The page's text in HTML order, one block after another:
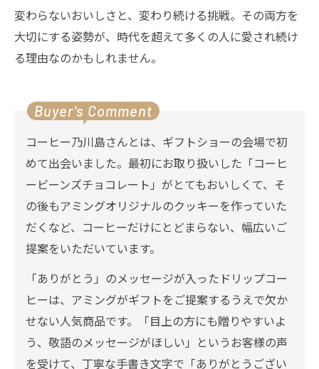
変わらないおいしさと、変わり続ける挑戦。その両方を
大切にする姿勢が、時代を超えて多くの人に愛され続け
る理由なのかもしれません。
Buyer's Comment
コーヒー乃川島さんとは、ギフトショーの会場で初
めて出会いました。最初にお取り扱いした「コーヒ
ービーンズチョコレート」がとてもおいしくて、そ
の後もアミングオリジナルのクッキーを作っていた
だくなど、コーヒーだけにとどまらない、幅広いご
提案をいただいています。
「ありがとう」のメッセージが入ったドリップコー
ヒーは、アミングがギフトをご提案するうえで欠か
せない人気商品です。「目上の方にも贈りやすいよ
う、敬語のメッセージがほしい」というお客様の声
を受けて、丁寧な手書き文字で「ありがとうござい